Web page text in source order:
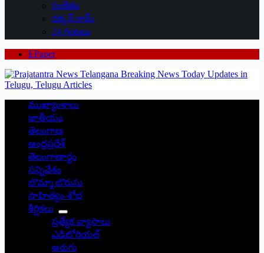
సంకేతం
దక్కన్.కామ్
24 గంటలు
EPaper
ముఖ్యాంశాలు
జాతీయం
తెలంగాణ
ఆంధ్రప్రదేశ్
తెలంగాణార్థం
సన్నివేశం
బొమ్మా బొరుసు
సాహిత్యం-శోభ
శీర్షికలు
ప్రత్యేక వ్యాసాలు
ఎడిటోరియల్
అరుగు